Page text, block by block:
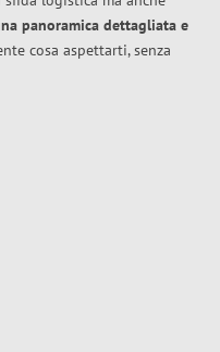
panoramica dettagliata e
cosa aspettarti, senza